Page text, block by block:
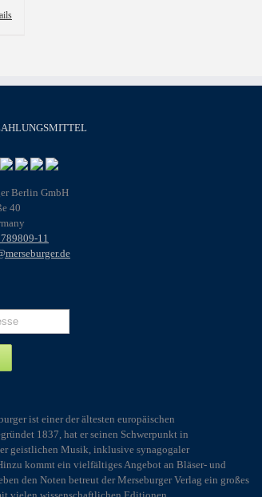
Berlin GmbH
40
11
ist einer der ältesten europäischen
1837, hat er seinen Schwerpunkt in
geistlichen Musik, inklusive synagogaler
kommt ein vielfältiges Angebot an Bläser- und
den Noten betreut der Merseburger Verlag ein großes